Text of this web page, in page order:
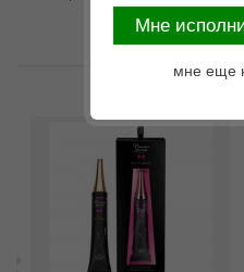
Mне
мне еще